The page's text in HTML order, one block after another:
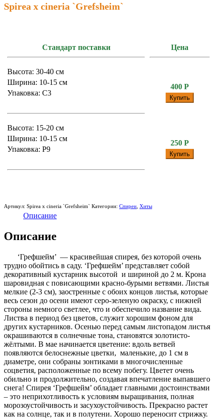
Spirea x cineria `Grefsheim`
Стандарт поставки Цена
Высота: 30-40 см
Ширина: 10-15 см
Упаковка: С3
400 Р
Купить
Высота: 15-20 см
Ширина: 10-15 см
Упаковка: P9
250 Р
Купить
Артикул: Spirea x cineria `Grefsheim` Категории: Спиреи, Хиты
Описание
Описание
‘Грефшейм’ — красивейшая спирея, без которой очень
трудно обойтись в саду. ‘Грефшейм’ представляет собой
декоративный кустарник высотой и шириной до 2 м. Крона
шаровидная с повисающими красно-бурыми ветвями. Листья
мелкие (2-3 см), заостренные с обоих концов листья, которые
весь сезон до осени имеют серо-зеленую окраску, с нижней
стороны немного светлее, что и обеспечило название вида.
Листва в период без цветов, служит хорошим фоном для
других кустарников. Осенью перед самым листопадом листья
окрашиваются в солнечные тона, становятся золотисто-
жёлтыми. В мае начинается цветение: вдоль ветвей
появляются белоснежные цветки, маленькие, до 1 см в
диаметре, они собраны зонтиками в многочисленные
соцветия, расположенные по всему побегу. Цветет очень
обильно и продолжительно, создавая впечатление выпавшего
снега! Спирея ‘Грефшейм’ обладает главными достоинствами
– это неприхотливость к условиям выращивания, полная
морозоустойчивость и засухоустойчивость. Прекрасно растет
как на солнце, так и в полутени. Хорошо переносит стрижку.